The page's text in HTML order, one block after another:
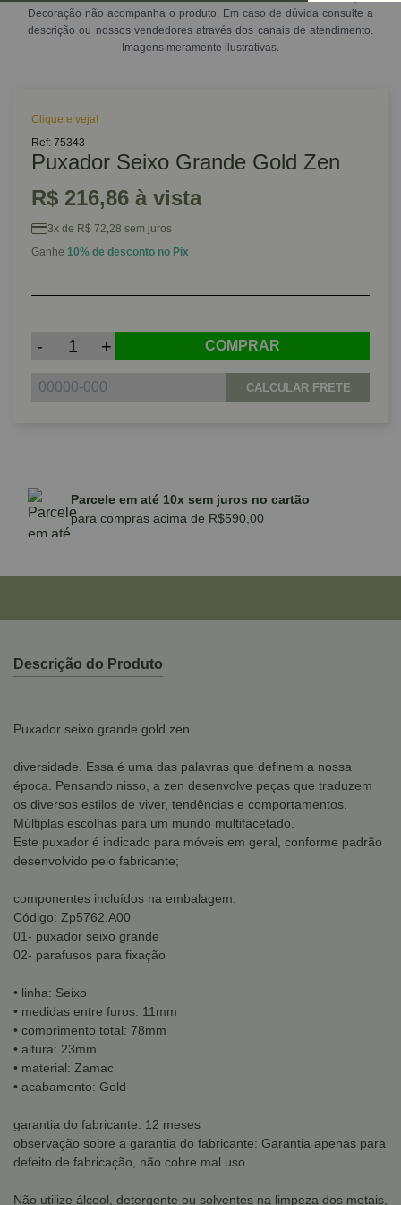
Decoração não acompanha o produto. Em caso de dúvida consulte a
descrição ou nossos vendedores através dos canais de atendimento.
Imagens meramente ilustrativas.
Clique e veja!
Ref: 75343
Puxador Seixo Grande Gold Zen
R$ 216,86 à vista
3x de R$ 72,28 sem juros
Ganhe 10% de desconto no Pix
- + COMPRAR
CALCULAR FRETE
Parcele em até 10x sem juros no cartão
para compras acima de R$590,00
Descrição do Produto
Puxador seixo grande gold zen
diversidade. Essa é uma das palavras que definem a nossa
época. Pensando nisso, a zen desenvolve peças que traduzem
os diversos estilos de viver, tendências e comportamentos.
Múltiplas escolhas para um mundo multifacetado.
Este puxador é indicado para móveis em geral, conforme padrão
desenvolvido pelo fabricante;
componentes incluídos na embalagem:
Código: Zp5762.A00
01- puxador seixo grande
02- parafusos para fixação
• linha: Seixo
• medidas entre furos: 11mm
• comprimento total: 78mm
• altura: 23mm
• material: Zamac
• acabamento: Gold
garantia do fabricante: 12 meses
observação sobre a garantia do fabricante: Garantia apenas para
defeito de fabricação, não cobre mal uso.
Não utilize álcool, detergente ou solventes na limpeza dos metais,